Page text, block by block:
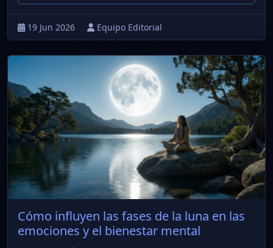
19 Jun 2026 Equipo Editorial
Cómo influyen las fases de la luna en las
emociones y el bienestar mental